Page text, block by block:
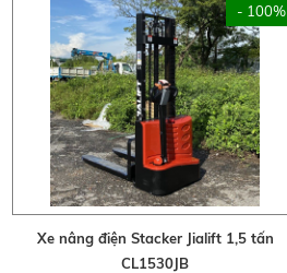
- 100%
Xe nâng điện Stacker Jialift 1,5 tấn
CL1530JB